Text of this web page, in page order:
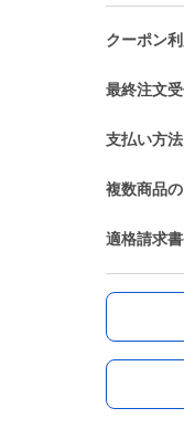
クーポン
最終注文受
支払い方法
複数商品
適格請求